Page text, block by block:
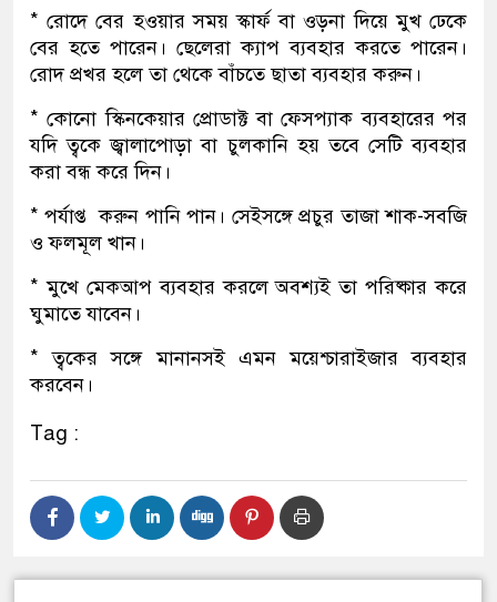
* রোদে বের হওয়ার সময় স্কার্ফ বা ওড়না দিয়ে মুখ ঢেকে
বের হতে পারেন। ছেলেরা ক্যাপ ব্যবহার করতে পারেন।
রোদ প্রখর হলে তা থেকে বাঁচতে ছাতা ব্যবহার করুন।
* কোনো স্কিনকেয়ার প্রোডাক্ট বা ফেসপ্যাক ব্যবহারের পর
যদি ত্বকে জ্বালাপোড়া বা চুলকানি হয় তবে সেটি ব্যবহার
করা বন্ধ করে দিন।
* পর্যাপ্ত করুন পানি পান। সেইসঙ্গে প্রচুর তাজা শাক-সবজি
ও ফলমূল খান।
* মুখে মেকআপ ব্যবহার করলে অবশ্যই তা পরিষ্কার করে
ঘুমাতে যাবেন।
* ত্বকের সঙ্গে মানানসই এমন ময়েশ্চারাইজার ব্যবহার
করবেন।
Tag :